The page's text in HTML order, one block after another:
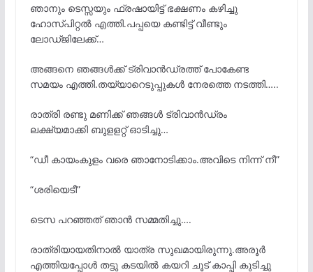
ഞാനും ടെസ്സയും ഫ്രഷായിട്ട് ഭക്ഷണം കഴിച്ചു
ഹോസ്പിറ്റൽ എത്തി.പപ്പയെ കണ്ടിട്ട് വീണ്ടും
ലോഡ്ജിലേക്ക്…
അങ്ങനെ ഞങ്ങൾക്ക് ട്രിവാൻഡ്രത്ത് പോകേണ്ട
സമയം എത്തി.തയ്യാറെടുപ്പുകൾ നേരത്തെ നടത്തി…..
രാത്രി രണ്ടു മണിക്ക് ഞങ്ങൾ ട്രിവാൻഡ്രം
ലക്ഷ്യമാക്കി ബുളളറ്റ് ഓടിച്ചു…
“ഡീ കായംകുളം വരെ ഞാനോടിക്കാം.അവിടെ നിന്ന് നീ”
“ശരിയെടീ”
ടെസ പറഞ്ഞത് ഞാൻ സമ്മതിച്ചു….
രാത്രിയായതിനാൽ യാത്ര സുഖമായിരുന്നു.അരൂർ
എത്തിയപ്പോൾ തട്ടു കടയിൽ കയറി ചൂട് കാപ്പി കുടിച്ചു